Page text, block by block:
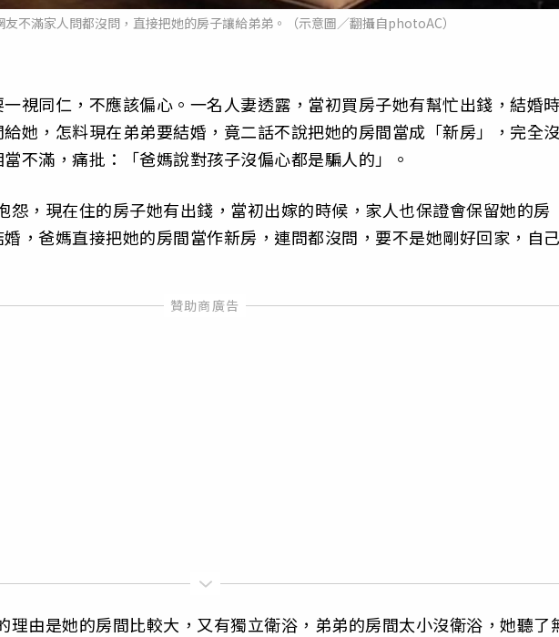
友不滿家人問都沒問，直接把她的房子讓給弟弟。（示意圖／翻攝自photoAC）
視同仁，不應該偏心。一名人妻透露，當初買房子她有幫忙出錢，結婚
她，怎料現在弟弟要結婚，竟二話不說把她的房間當成「新房」，完全
不滿，痛批：「爸媽說對孩子沒偏心都是騙人的」。
怨，現在住的房子她有出錢，當初出嫁的時候，家人也保證會保留她的房
，爸媽直接把她的房間當作新房，連問都沒問，要不是她剛好回家，自
理由是她的房間比較大，又有獨立衛浴，弟弟的房間太小沒衛浴，她聽了